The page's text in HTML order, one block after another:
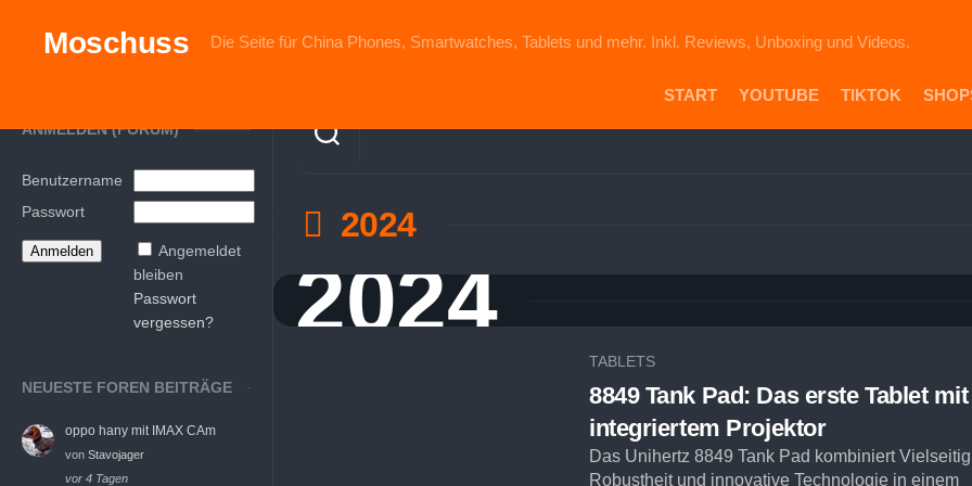
contentMoschuss Die Seite für China Phones, Smartwatches, Tablets und mehr. Inkl. Reviews, Unboxing und Videos.
START YOUTUBE TIKTOK
ANMELDEN (FORUM)
Benutzername
Passwort
Angemeldet
bleiben
Passwort
vergessen?
NEUESTE FOREN BEITRÄGE
oppo hany mit IMAX CAm
von Stavojager
vor 4 Tagen
2024
2024
TABLETS
8849 Tank Pad: Das erste Tablet mit
integriertem Projektor
Das Unihertz 8849 Tank Pad kombiniert
Robustheit und innovative Technologie in einem